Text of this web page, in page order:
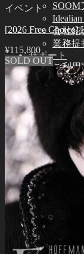
SOOM
会社紹
業務提
サポート
ご利用
ドー
スキ
オー
正規
よく
カス
THE GEM
English
日本語
中文 $
한국어
NEO
中文 $
イベント
[2026 Free Choice]
¥115,800
SOLD OUT